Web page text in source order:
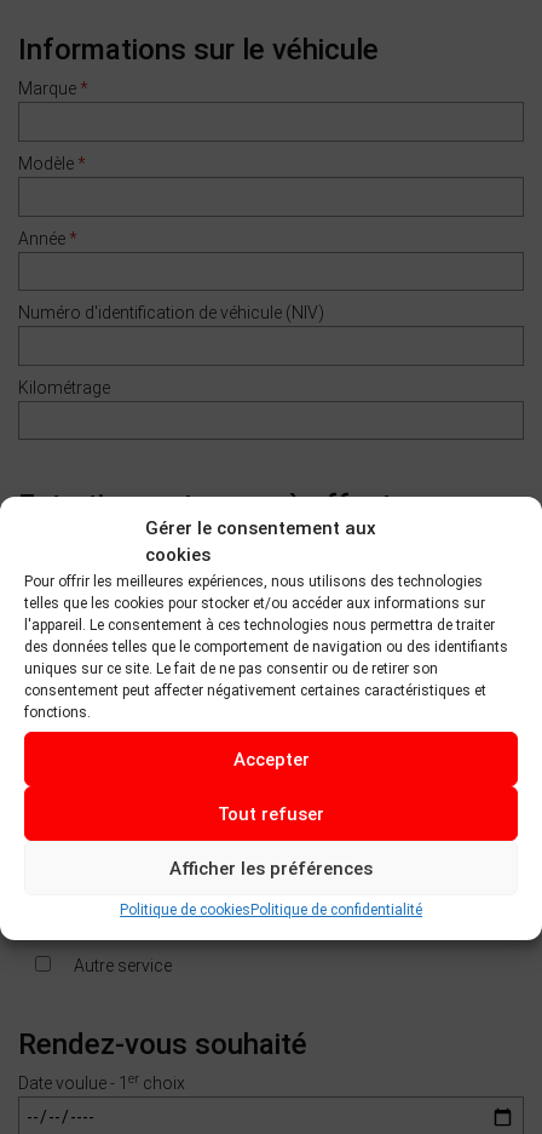
Gérer le consentement aux
cookies
Pour offrir les meilleures expériences, nous utilisons des technologies
telles que les cookies pour stocker et/ou accéder aux informations sur
l'appareil. Le consentement à ces technologies nous permettra de traiter
des données telles que le comportement de navigation ou des identifiants
uniques sur ce site. Le fait de ne pas consentir ou de retirer son
consentement peut affecter négativement certaines caractéristiques et
fonctions.
Accepter
Tout refuser
Afficher les préférences
Politique de cookies Politique de confidentialité
Informations sur le véhicule
Marque *
Modèle *
Année *
Numéro d'identification de véhicule (NIV)
Kilométrage
Entretien ou travaux à effectuer
Vidange d'huile
Vidange du liquide réfrigérant
Vidange du liquide de transmission
Mise au point du moteur
Permutation des pneus
Équilibrer les pneus
Alignement des roues
Système d’échappement
Autre service
Rendez-vous souhaité
Date voulue - 1 er choix